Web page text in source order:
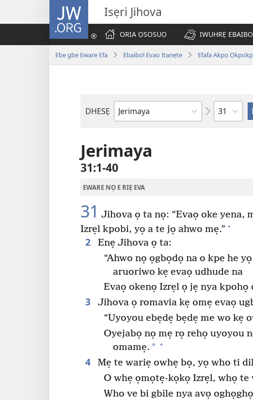
JW.ORG Isẹri Jihova
ORIA ỌSOSUỌ
IWUHRẸ
Ebe gbe Eware Efa Ebaibol Evaọ Itanẹte Efafa Akpọ
DHESẸ
Ebe
Uzou
Jerimaya
31:1-40
EWARE NỌ E RIẸ EVA
31 Jihova ọ ta nọ: “Evaọ oke yena,
Izrẹl kpobi, yọ a te jọ ahwo mẹ.” +
2
Enẹ Jihova ọ ta:
“Ahwo nọ ọgbọdọ na o kpe he
aruoriwo kẹ evaọ udhude na
Evaọ okenọ Izrẹl ọ jẹ nya kpohọ
3
Jihova ọ romavia kẹ omẹ evaọ
“Uyoyou ebẹdẹ bẹdẹ me wo kẹ
Oyejabọ nọ mẹ rọ rehọ uyoyou
omamẹ. * +
4 Mẹ te wariẹ owhẹ bọ, yọ who ti
O whẹ ọmọtẹ-kọkọ Izrẹl, whọ
Who ve bi gbile nya avọ